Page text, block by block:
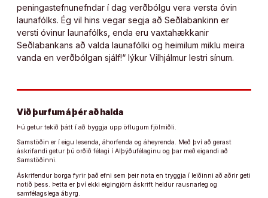
peningastefnunefndar í dag verðbólgu vera versta óvin
launafólks. Ég vil hins vegar segja að Seðlabankinn er
versti óvinur launafólks, enda eru vaxtahækkanir
Seðlabankans að valda launafólki og heimilum miklu meira
vanda en verðbólgan sjálf!“ lýkur Vilhjálmur lestri sínum.
Við þurfum á þér að halda
Þú getur tekið þátt í að byggja upp öflugum fjölmiðli.
Samstöðin er í eigu lesenda, áhorfenda og áheyrenda. Með því að gerast
áskrifandi getur þú orðið félagi í Alþýðufélaginu og þar með eigandi að
Samstöðinni.
Áskrifendur borga fyrir það efni sem þeir nota en tryggja í leiðinni að aðrir geti
notið þess. Þetta er því ekki eigingjörn áskrift heldur rausnarleg og
samfélagslega ábyrg.